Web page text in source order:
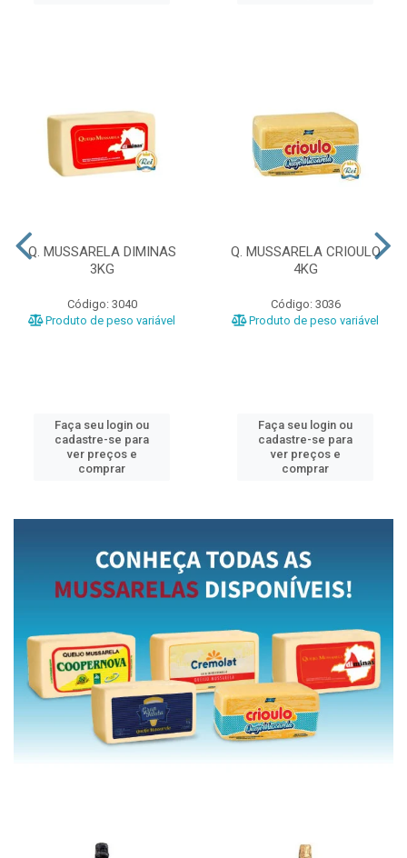
Q. MUSSARELA DIMINAS
3KG
Código: 3040
Produto de peso variável
Faça seu login ou
cadastre-se para
ver preços e
comprar
Q. MUSSARELA CRIOULO
4KG
Código: 3036
Produto de peso variável
Faça seu login ou
cadastre-se para
ver preços e
comprar